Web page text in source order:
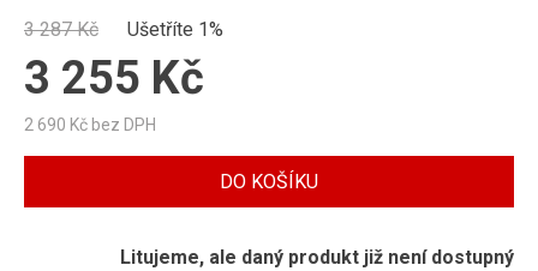
3 287Kč Ušetříte 1%
3 255 Kč
2 690 Kč bez DPH
DO KOŠÍKU
Litujeme, ale daný produkt již není dostupný